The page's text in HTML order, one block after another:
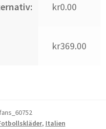
kr0.00
kr369.00
, Italien